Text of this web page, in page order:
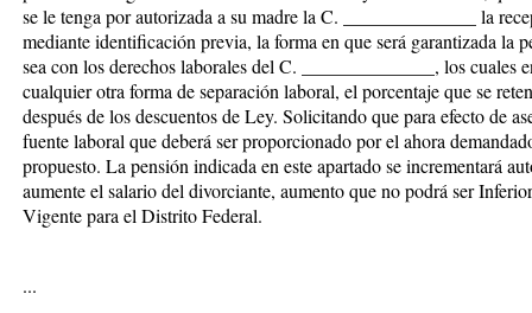
se le tenga por autorizada a su madre la C. ______________ la
mediante identificación previa, la forma en que será garantizada la
sea con los derechos laborales del C. ______________, los cuales
cualquier otra forma de separación laboral, el porcentaje que se
después de los descuentos de Ley. Solicitando que para efecto de
fuente laboral que deberá ser proporcionado por el ahora
propuesto. La pensión indicada en este apartado se incrementará
aumente el salario del divorciante, aumento que no podrá ser
Vigente para el Distrito Federal.
...